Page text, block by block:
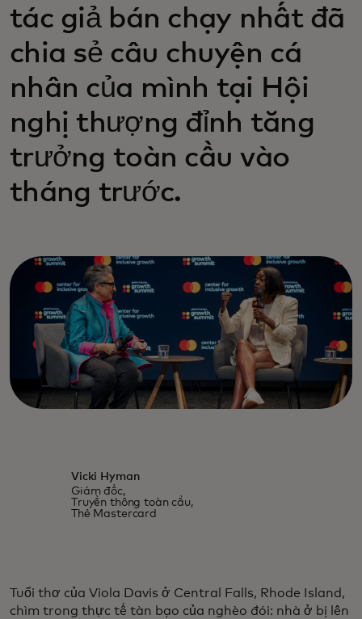
tác giả bán chạy nhất đã
chia sẻ câu chuyện cá
nhân của mình tại Hội
nghị thượng đỉnh tăng
trưởng toàn cầu vào
tháng trước.
Vicki Hyman
Giám đốc,
Truyền thông toàn cầu,
Thẻ Mastercard
Tuổi thơ của Viola Davis ở Central Falls, Rhode Island,
chìm trong thực tế tàn bạo của nghèo đói: nhà ở bị lên